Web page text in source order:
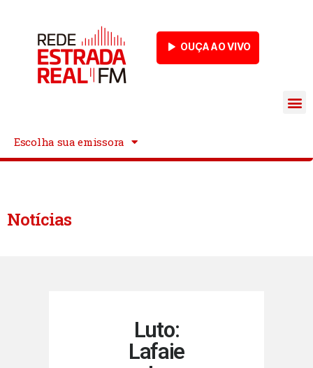
OUÇA AO VIVO
Escolha sua emissora
Notícias
Luto:
Lafaie